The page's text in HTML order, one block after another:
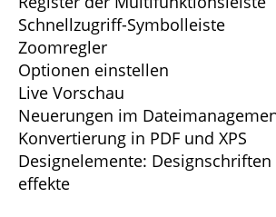
Schnellzugriff-Symbolleiste
Zoomregler
Optionen einstellen
Live Vorschau
Neuerungen im
Konvertierung in PDF und XPS
Designelemente:
effekte